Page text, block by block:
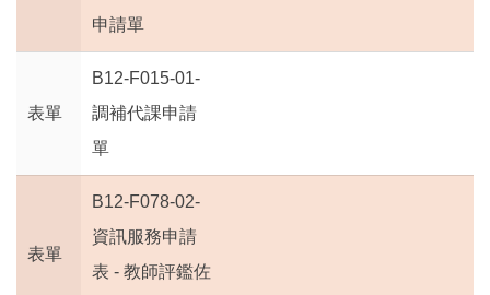
申請單
表單
B12-F015-01-
調補代課申請
單
表單
B12-F078-02-
資訊服務申請
表 - 教師評鑑佐